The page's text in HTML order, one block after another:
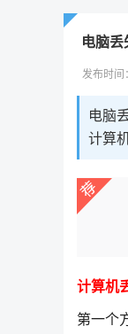
电脑
发布时
电脑
计算
计算机
第一个